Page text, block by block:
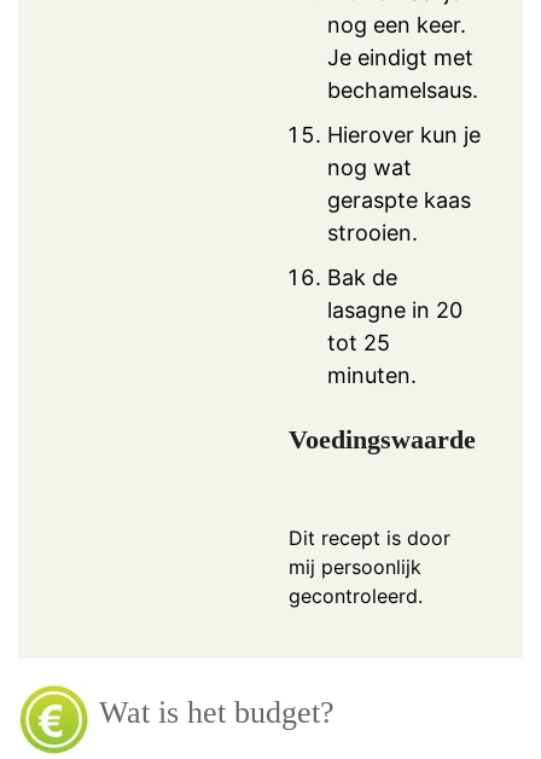
nog een keer.
Je eindigt met
bechamelsaus.
Hierover kun je
nog wat
geraspte kaas
strooien.
Bak de
lasagne in 20
tot 25
minuten.
Voedingswaarde
Dit recept is door
mij persoonlijk
gecontroleerd.
Wat is het budget?